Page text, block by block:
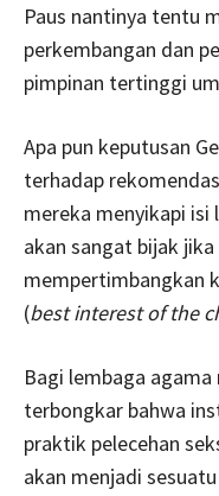
Paus nantinya tentu
perkembangan dan
pimpinan tertinggi
Apa pun keputusan
terhadap
mereka menyikapi isi
akan sangat bijak
mempertimbangkan
(best interest of the
Bagi lembaga
terbongkar bahwa
praktik pelecehan
akan menjadi